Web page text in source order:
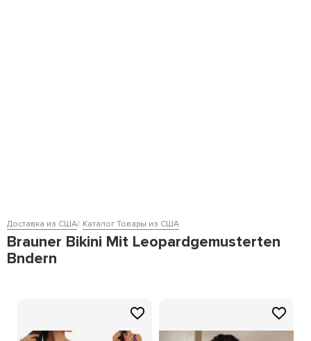
Доставка из США Каталог Товары из США
Brauner Bikini Mit Leopardgemusterten
Bndern